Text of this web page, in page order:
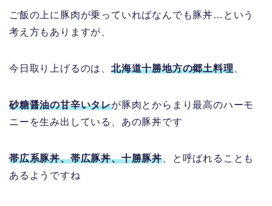
ご飯の上に豚肉が乗っていればなんでも豚丼…という
考え方もありますが、
今日取り上げるのは、 北海道十勝地方の郷土料理、
砂糖醤油の甘辛いタレが豚肉とからまり最高のハーモ
ニーを生み出している、あの豚丼です
帯広系豚丼、帯広豚丼、十勝豚丼 、と呼ばれることも
あるようですね